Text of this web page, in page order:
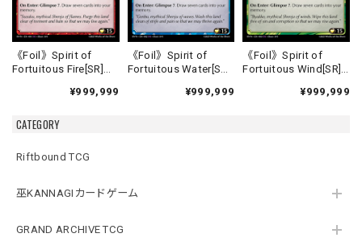
CATEGORY
Riftbound TCG
巫KANNAGIカードゲーム
GRAND ARCHIVE TCG
《Foil》Spirit of
Fortuitous Fire[SR]
¥999,999
《Foil》Spirit of
Fortuitous Water[SR]
¥999,999
《Foil》Spirit of
Fortuitous Wind[SR]
¥999,999